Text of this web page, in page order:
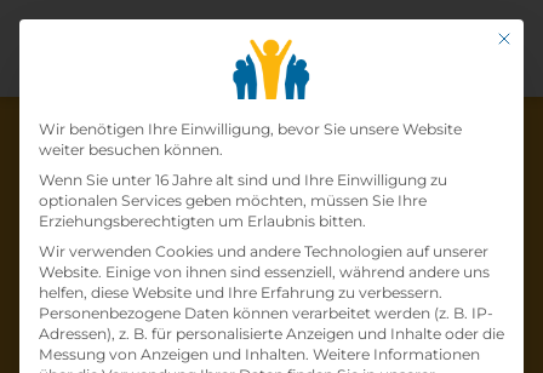
Die Lehrstelle wurde schon
besetzt!
Die LehrstelleLehrling Bürokaufmann:frau
Verkaufsberatung - Stützpunkt Kremsbei
Mit
Datenschutz-
Wir benötigen Ihre Einwilligung, bevor Sie unsere Website
weiter besuchen können.
Wenn Sie unter 16 Jahre alt sind und Ihre Einwilligung zu
optionalen Services geben möchten, müssen Sie Ihre
Erziehungsberechtigten um Erlaubnis bitten.
Wir verwenden Cookies und andere Technologien auf unserer
Website. Einige von ihnen sind essenziell, während andere uns
helfen, diese Website und Ihre Erfahrung zu verbessern.
Personenbezogene Daten können verarbeitet werden (z. B. IP-
Adressen), z. B. für personalisierte Anzeigen und Inhalte oder die
Messung von Anzeigen und Inhalten. Weitere Informationen